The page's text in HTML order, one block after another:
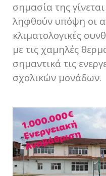
σημασία της
ληφθούν υπόψη οι
κλιματολογικές
με τις χαμηλές
σημαντικά τις
σχολικών μονάδων.